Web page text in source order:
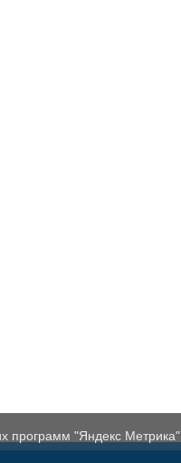
программ "Яндекс Метрика",